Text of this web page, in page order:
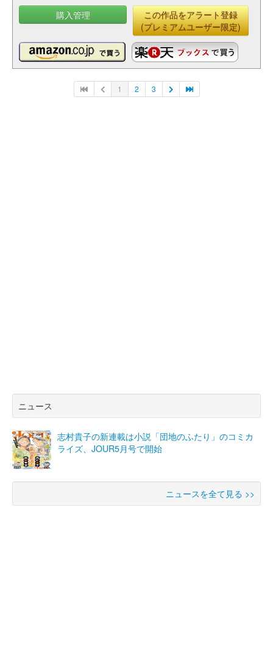
購入管理
この作品をアラート登録
(プレミアムユーザー限定)
1 2 3
ニュース
志村貴子の新連載は小説「団地のふたり」のコミカ
ライズ、JOUR5月号で開始
ニュースを全て見る >>